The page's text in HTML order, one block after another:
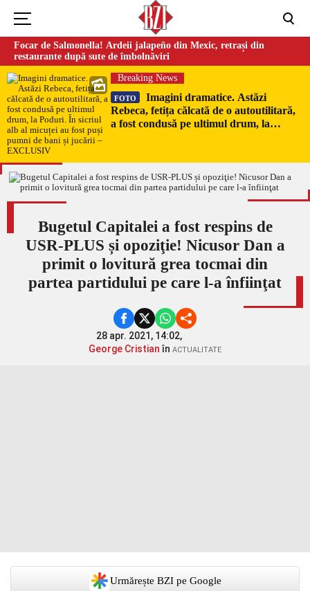
Focar de Salmonella! Ardeii jalapeño din Mexic, retrași din
restaurante după sute de îmbolnăviri
Breaking News
FOTO
Imagini dramatice. Astăzi
Rebeca, fetița călcată de o autoutilitară,
a fost condusă pe ultimul drum, la
EXCLUSIV
Bugetul Capitalei a fost respins de
USR-PLUS și opoziţie! Nicusor Dan a
primit o lovitură grea tocmai din
partea partidului pe care l-a înfiinţat
28 apr. 2021, 14:02,
George Cristianîn ACTUALITATE
Urmărește BZI pe Google